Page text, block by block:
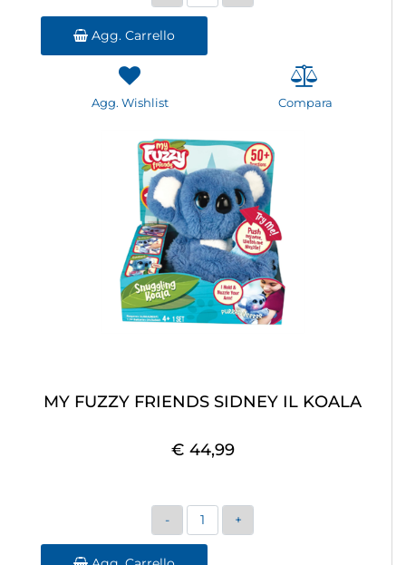
Agg. Carrello
Agg. Wishlist Compara
MY FUZZY FRIENDS SIDNEY IL KOALA
€ 44,99
Quantità